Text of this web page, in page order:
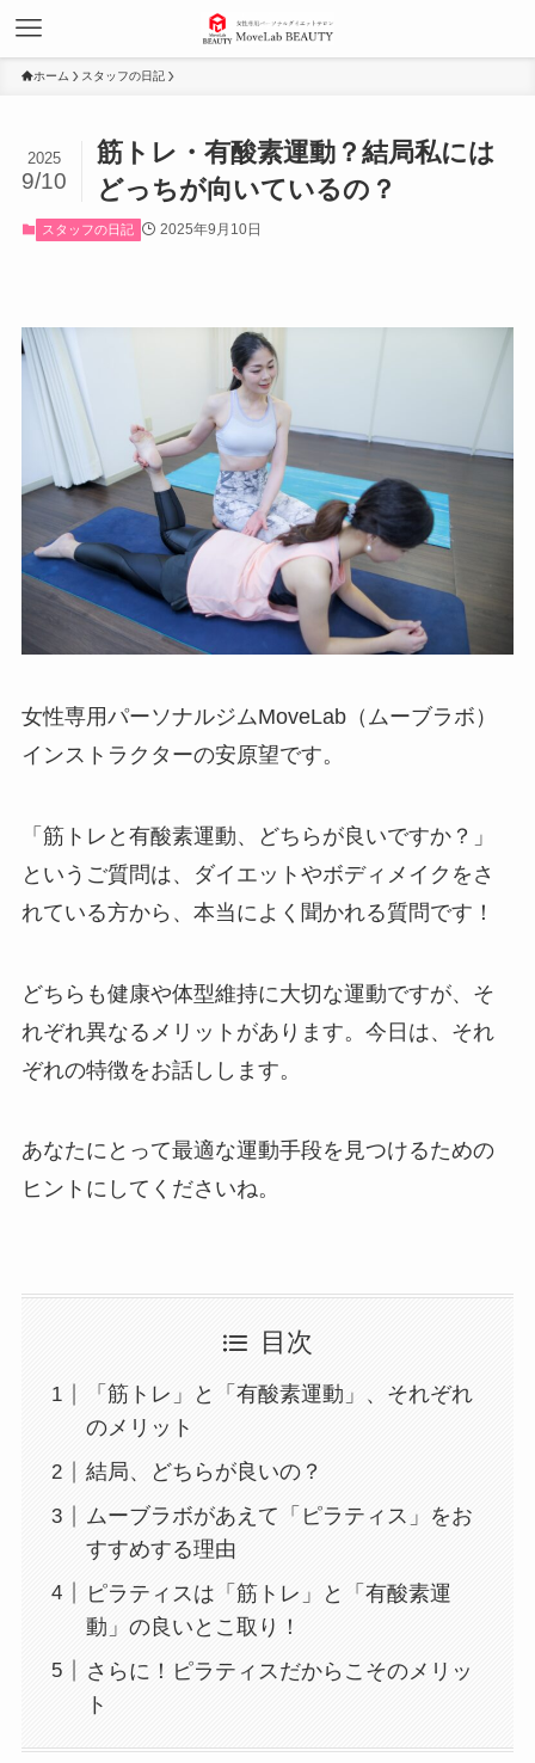
ホーム スタッフの日記
筋トレ・有酸素運動？結局私には
どっちが向いているの？
2025
9/10
スタッフの日記 2025年9月10日
女性専用パーソナルジムMoveLab（ムーブラボ）
インストラクターの安原望です。
「筋トレと有酸素運動、どちらが良いですか？」
というご質問は、ダイエットやボディメイクをさ
れている方から、本当によく聞かれる質問です！
どちらも健康や体型維持に大切な運動ですが、そ
れぞれ異なるメリットがあります。今日は、それ
ぞれの特徴をお話しします。
あなたにとって最適な運動手段を見つけるための
ヒントにしてくださいね。
目次
「筋トレ」と「有酸素運動」、それぞれ
のメリット
結局、どちらが良いの？
ムーブラボがあえて「ピラティス」をお
すすめする理由
ピラティスは「筋トレ」と「有酸素運
動」の良いとこ取り！
さらに！ピラティスだからこそのメリッ
ト